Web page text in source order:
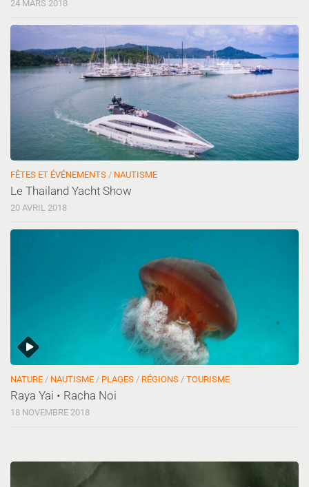
24 MARS 2018
FÊTES ET ÉVÉNEMENTS / NAUTISME
Le Thailand Yacht Show
20 AVRIL 2018
NATURE / NAUTISME / PLAGES / RÉGIONS / TOURISME
Raya Yai • Racha Noi
18 NOVEMBRE 2018